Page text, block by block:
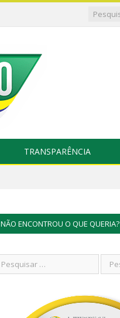
TRANSPARÊNCIA
NÃO ENCONTROU O QUE QUERIA?